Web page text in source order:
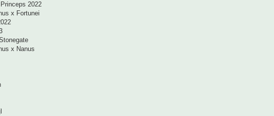
2022
x Fortunei
x Nanus